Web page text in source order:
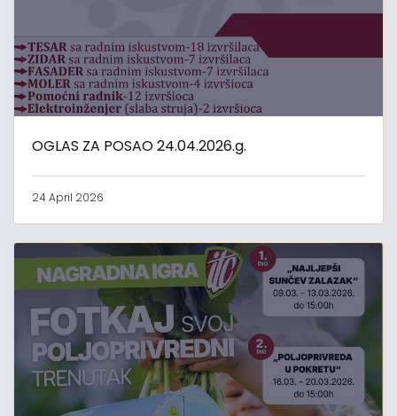
OGLAS ZA POSAO 24.04.2026.g.
24 April 2026